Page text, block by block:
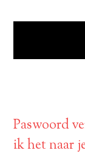
Paswoord
ik het naar